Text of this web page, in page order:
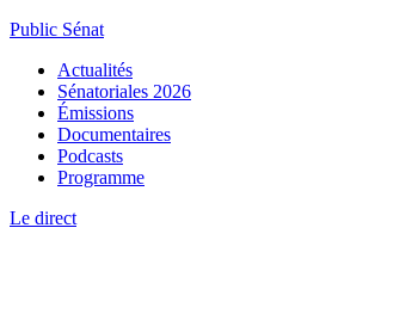
Public Sénat
Actualités
Sénatoriales 2026
Émissions
Documentaires
Podcasts
Programme
Le direct